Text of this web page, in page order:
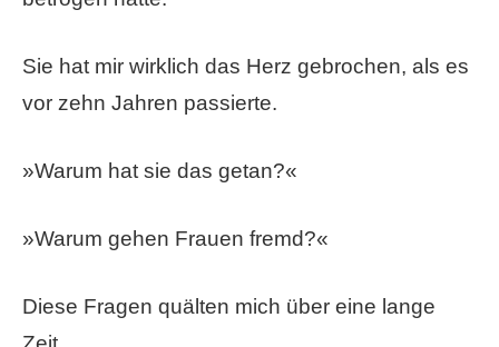
Sie hat mir wirklich das Herz gebrochen, als es
vor zehn Jahren passierte.
»Warum hat sie das getan?«
»Warum gehen Frauen fremd?«
Diese Fragen quälten mich über eine lange